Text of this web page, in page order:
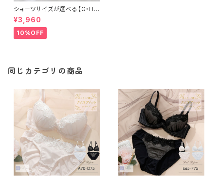
ショーツサイズが選べる【G・H】
シャルマン ブラ＆ショーツセット
¥3,960
10%OFF
同じカテゴリの商品